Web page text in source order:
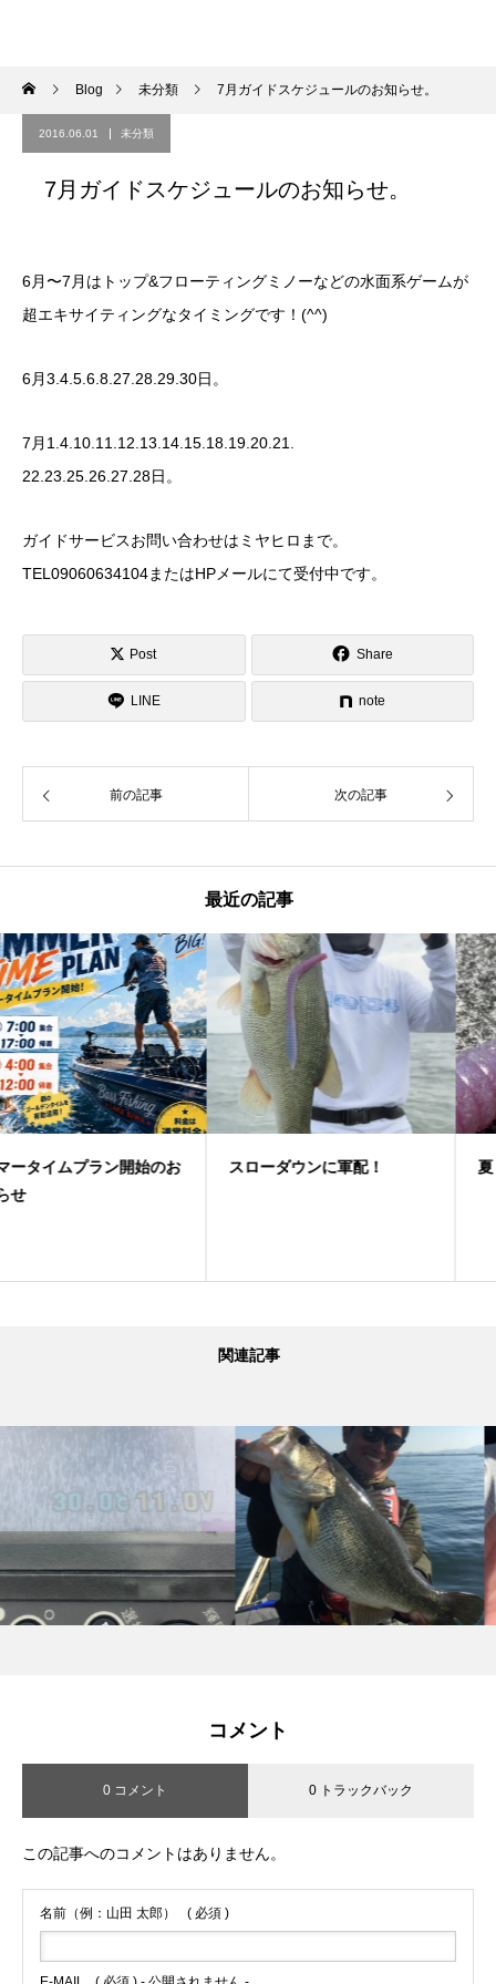
Blog 未分類 7月ガイドスケジュールのお知らせ。
2016.06.01 未分類
7月ガイドスケジュールのお知らせ。
6月〜7月はトップ&フローティングミノーなどの水面系ゲームが
超エキサイティングなタイミングです！(^^)
6月3.4.5.6.8.27.28.29.30日。
7月1.4.10.11.12.13.14.15.18.19.20.21.
22.23.25.26.27.28日。
ガイドサービスお問い合わせはミヤヒロまで。
TEL09060634104またはHPメールにて受付中です。
Post Share
LINE note
前の記事 次の記事
最近の記事
スローダウンに軍配！ 夏！フリーリグゲーム
関連記事
コメント
0 コメント 0 トラックバック
この記事へのコメントはありません。
名前（例：山田 太郎） ( 必須 )